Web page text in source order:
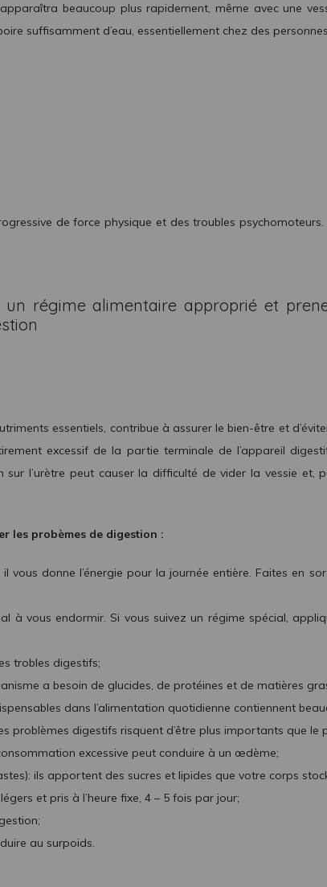
beaucoup plus rapidement, même avec une
suffisamment d’eau, essentiellement chez des
de force physique et des troubles psychomoteurs.
un régime alimentaire approprié et
essentiels, contribue à assurer le bien-être et
excessif de la partie terminale de l’appareil
l’urètre peut causer la difficulté de vider la vessie et,
les probèmes de digestion :
il vous donne l’énergie pour la journée entière. Faites en
à vous endormir. Si vous suivez un régime spécial,
trobles digestifs;
a besoin de glucides, de protéines et de matières
dans l’alimentation quotidienne contiennent
problèmes digestifs risquent d’être plus importants que le
excessive peut conduire à un œdème;
ils apportent des sucres et lipides que votre corps
et pris à l’heure fixe, 4 – 5 fois par jour;
au surpoids.